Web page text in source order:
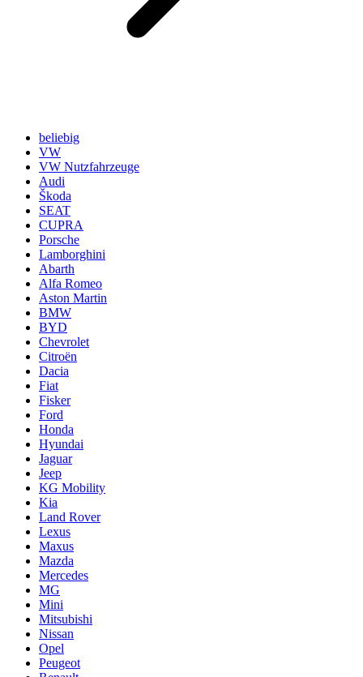
beliebig
VW
VW Nutzfahrzeuge
Audi
Škoda
SEAT
CUPRA
Porsche
Lamborghini
Abarth
Alfa Romeo
Aston Martin
BMW
BYD
Chevrolet
Citroën
Dacia
Fiat
Fisker
Ford
Honda
Hyundai
Jaguar
Jeep
KG Mobility
Kia
Land Rover
Lexus
Maxus
Mazda
Mercedes
MG
Mini
Mitsubishi
Nissan
Opel
Peugeot